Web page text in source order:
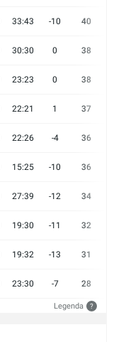
33:43 -10 40
30:30 0 38
23:23 0 38
22:21 1 37
22:26 -4 36
15:25 -10 36
27:39 -12 34
19:30 -11 32
19:32 -13 31
23:30 -7 28
Legenda ?